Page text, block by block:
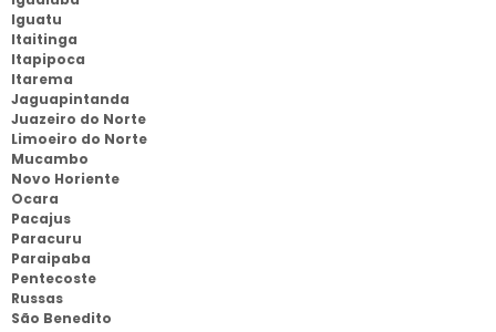
Iguatu
Itaitinga
Itapipoca
Itarema
Jaguapintanda
Juazeiro do Norte
Limoeiro do Norte
Mucambo
Novo Horiente
Ocara
Pacajus
Paracuru
Paraipaba
Pentecoste
Russas
São Benedito